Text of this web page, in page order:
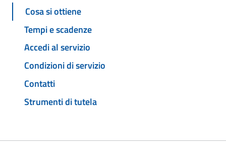
Cosa si ottiene
Tempi e scadenze
Accedi al servizio
Condizioni di servizio
Contatti
Strumenti di tutela